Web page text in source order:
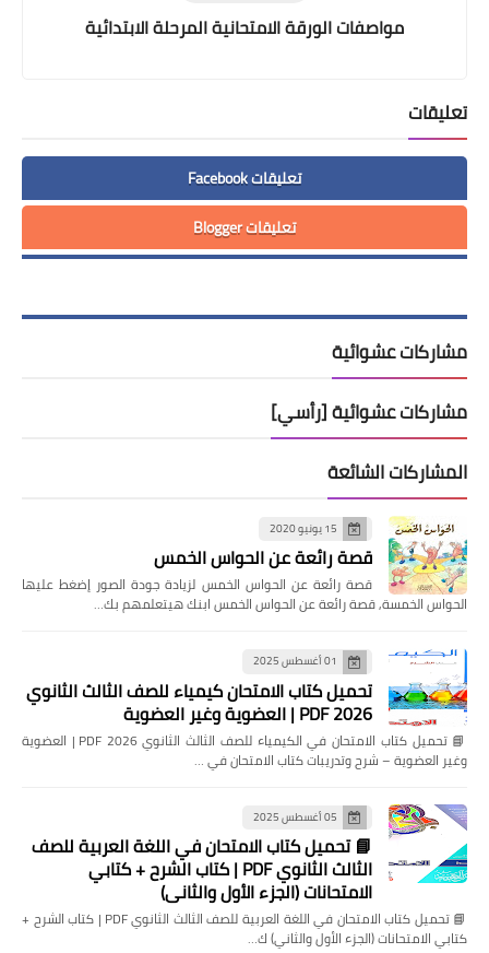
مواصفات الورقة الامتحانية المرحلة الابتدائية
تعليقات
تعليقات Facebook
تعليقات Blogger
مشاركات عشوائية
مشاركات عشوائية [رأسي]
المشاركات الشائعة
15 يونيو 2020
قصة رائعة عن الحواس الخمس
قصة رائعة عن الحواس الخمس لزيادة جودة الصور إضغط عليها
الحواس الخمسة, قصة رائعة عن الحواس الخمس ابنك هيتعلمهم بك…
01 أغسطس 2025
تحميل كتاب الامتحان كيمياء للصف الثالث الثانوي
2026 PDF | العضوية وغير العضوية
📘 تحميل كتاب الامتحان في الكيمياء للصف الثالث الثانوي 2026 PDF | العضوية
وغير العضوية – شرح وتدريبات كتاب الامتحان في …
05 أغسطس 2025
📘 تحميل كتاب الامتحان في اللغة العربية للصف
الثالث الثانوي PDF | كتاب الشرح + كتابي
الامتحانات (الجزء الأول والثاني)
📘 تحميل كتاب الامتحان في اللغة العربية للصف الثالث الثانوي PDF | كتاب الشرح +
كتابي الامتحانات (الجزء الأول والثاني) ك…